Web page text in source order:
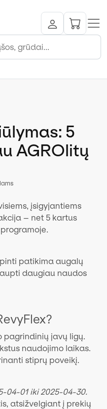
5
AGROlitų
įsigyjantiems
– net 5 kartus
patikima augalų
daugiau naudos
pagrindinių javų ligų.
naudojimo laikas.
stiprų poveikį.
04-01 iki 2025-04-30.
atsižvelgiant į prekių